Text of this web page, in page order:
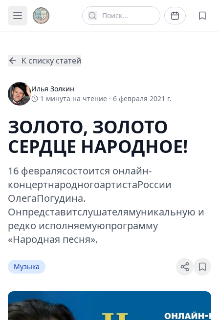
К списку статей
Илья Золкин
1 минута на чтение · 6 февраля 2021 г.
ЗОЛОТО, ЗОЛОТО
СЕРДЦЕ НАРОДНОЕ!
16 февралясостоится онлайн-
концертнародногоартистаРоссии
ОлегаПогудина.
Онпредставитслушателямуникальную и
редко исполняемуюпрограмму
«Народная песня».
Музыка